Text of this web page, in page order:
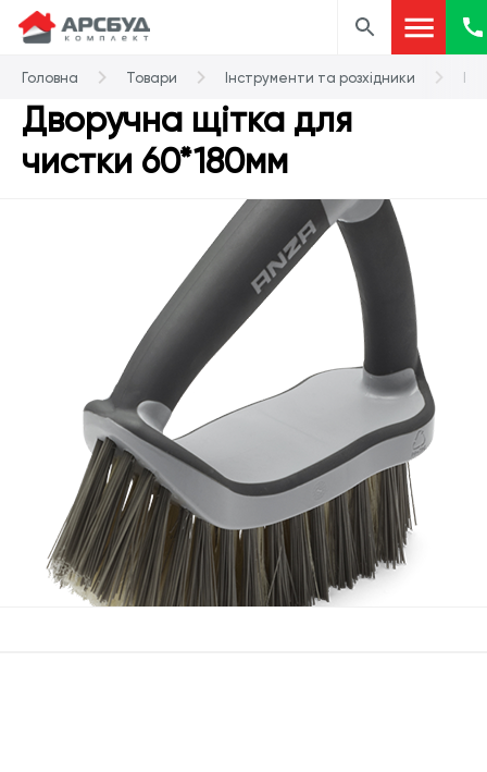
Головна Товари Інструменти та розхідники
Дворучна щітка для
чистки 60*180мм